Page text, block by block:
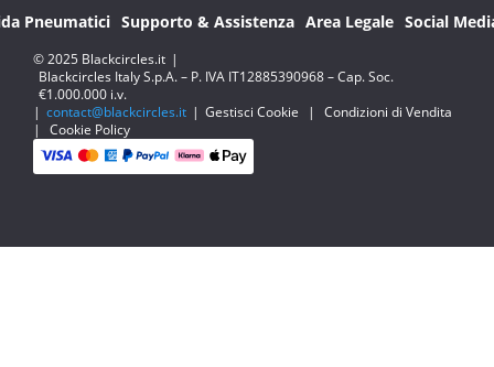
Pneumatici Supporto & Assistenza Area Legale Social
© 2025 Blackcircles.it |
Blackcircles Italy S.p.A. – P. IVA IT12885390968 – Cap. Soc.
€1.000.000 i.v.
| contact@blackcircles.it | Gestisci Cookie |
Condizioni di Vendita
|
Cookie Policy